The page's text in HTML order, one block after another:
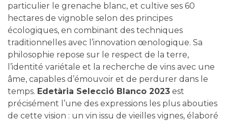
particulier le grenache blanc, et cultive ses 60
hectares de vignoble selon des principes
écologiques, en combinant des techniques
traditionnelles avec l’innovation œnologique. Sa
philosophie repose sur le respect de la terre,
l’identité variétale et la recherche de vins avec une
âme, capables d’émouvoir et de perdurer dans le
temps. Edetària Selecció Blanco 2023 est
précisément l’une des expressions les plus abouties
de cette vision : un vin issu de vieilles vignes, élaboré